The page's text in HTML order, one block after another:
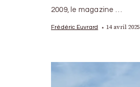
2009, le magazine …
Frédéric Euvrard 14 avril 2025